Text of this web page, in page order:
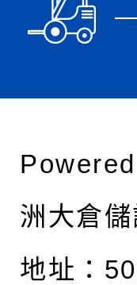
洲大倉
地址：